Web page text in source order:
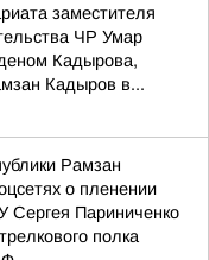
заместителя
ЧР Умар
Кадырова,
Кадыров в...
Рамзан
о пленении
Сергея Париниченко
полка